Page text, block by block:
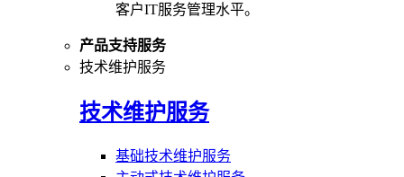
客户IT服务管理水平。
产品支持服务
技术维护服务
技术维护服务
基础技术维护服务